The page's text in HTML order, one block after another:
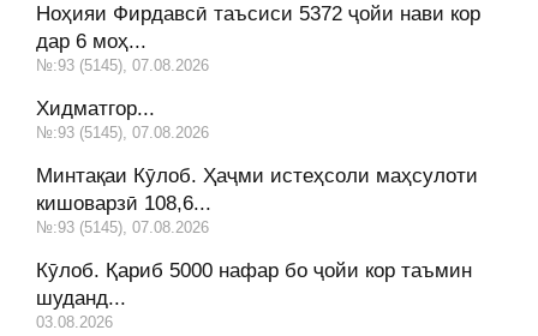
Ноҳияи Фирдавсӣ таъсиси 5372 ҷойи нави кор
дар 6 моҳ...
№:93 (5145), 07.08.2026
Хидматгор...
№:93 (5145), 07.08.2026
Минтақаи Кӯлоб. Ҳаҷми истеҳсоли маҳсулоти
кишоварзӣ 108,6...
№:93 (5145), 07.08.2026
Кӯлоб. Қариб 5000 нафар бо ҷойи кор таъмин
шуданд...
03.08.2026